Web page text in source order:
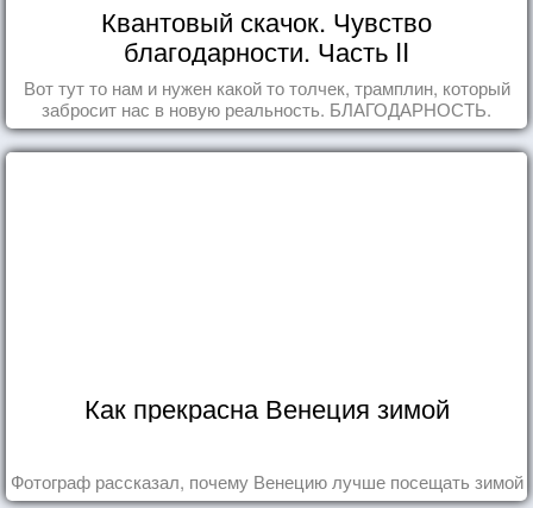
Квантовый скачок. Чувство
благодарности. Часть II
Вот тут то нам и нужен какой то толчек, трамплин, который
забросит нас в новую реальность. БЛАГОДАРНОСТЬ.
Как прекрасна Венеция зимой
Фотограф рассказал, почему Венецию лучше посещать зимой